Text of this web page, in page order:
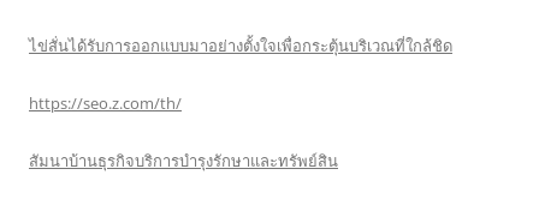
ไข่สั่นได้รับการออกแบบมาอย่างตั้งใจเพื่อกระตุ้นบริเวณที่ใกล้ชิด
https://seo.z.com/th/
สัมนาบ้านธุรกิจบริการบำรุงรักษาและทรัพย์สิน